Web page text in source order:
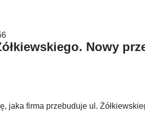
Nowy
jaka firma przebuduje ul.